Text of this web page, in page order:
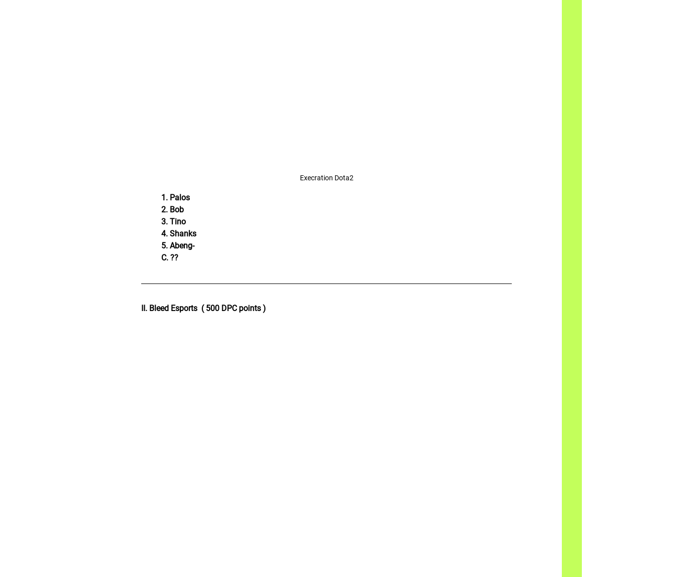
Execration Dota2
	1.
Palos
	2.
Bob
	3.
Tino
	4.
Shanks
	5.
Abeng-
	C. ??
II. Bleed Esports  ( 500 DPC points )